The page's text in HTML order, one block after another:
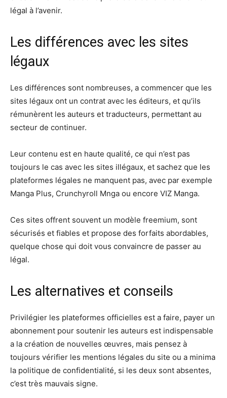
légal à l’avenir.
Les différences avec les sites
légaux
Les différences sont nombreuses, a commencer que les
sites légaux ont un contrat avec les éditeurs, et qu’ils
rémunèrent les auteurs et traducteurs, permettant au
secteur de continuer.
Leur contenu est en haute qualité, ce qui n’est pas
toujours le cas avec les sites illégaux, et sachez que les
plateformes légales ne manquent pas, avec par exemple
Manga Plus, Crunchyroll Mnga ou encore VIZ Manga.
Ces sites offrent souvent un modèle freemium, sont
sécurisés et fiables et propose des forfaits abordables,
quelque chose qui doit vous convaincre de passer au
légal.
Les alternatives et conseils
Privilégier les plateformes officielles est a faire, payer un
abonnement pour soutenir les auteurs est indispensable
a la création de nouvelles œuvres, mais pensez à
toujours vérifier les mentions légales du site ou a minima
la politique de confidentialité, si les deux sont absentes,
c’est très mauvais signe.